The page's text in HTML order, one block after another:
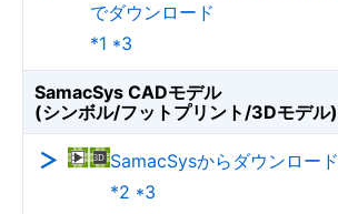
でダウンロード
*1 *3
SamacSys CADモデル
(シンボル/フットプリント/3Dモデル)
SamacSysからダウンロード
*2 *3